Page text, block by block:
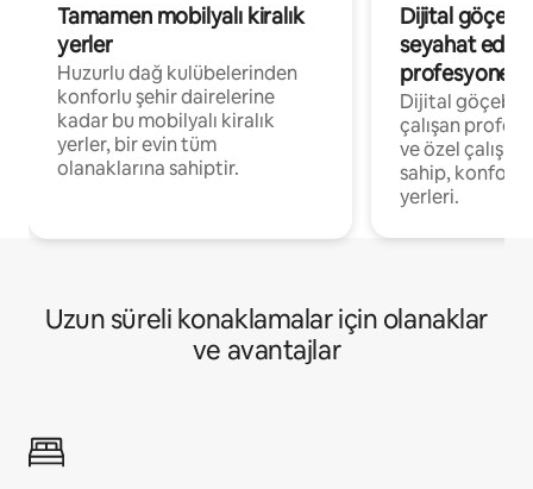
Tamamen mobilyalı kiralık
yerler
Huzurlu dağ kulübelerinden
konforlu şehir dairelerine
kadar bu mobilyalı kiralık
yerler, bir evin tüm
olanaklarına sahiptir.
Dijital
seyahat eden
Dijital
çalışan
ve özel
sahip,
yerleri.
Uzun süreli konaklamalar için olanaklar
ve avantajlar